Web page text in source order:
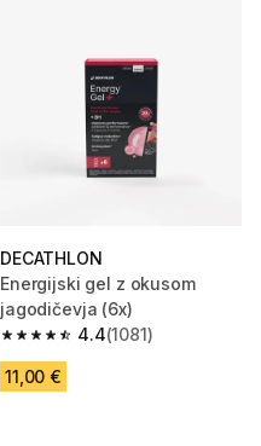
DECATHLON
Energijski gel z okusom
jagodičevja (6x)
4.4
4.4 od 5 zvezdic from 1081
(1081)
11,00 €